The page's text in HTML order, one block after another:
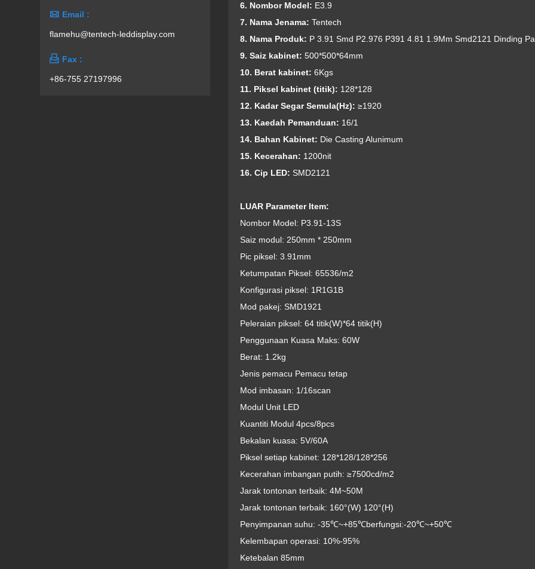
6. Nombor Model: E3.9
7. Nama Jenama: Tentech
8. Nama Produk: P 3.91 Smd P2.976 P391 4.81 1.9Mm Smd2121 Dinding
9. Saiz kabinet: 500*500*64mm
10. Berat kabinet: 6Kgs
11. Piksel kabinet (titik): 128*128
12. Kadar Segar Semula(Hz): ≥1920
13. Kaedah Pemanduan: 16/1
14. Bahan Kabinet: Die Casting Alunimum
15. Kecerahan: 1200nit
16. Cip LED: SMD2121
LUAR Parameter Item:
Nombor Model: P3.91-13S
Saiz modul: 250mm * 250mm
Pic piksel: 3.91mm
Ketumpatan Piksel: 65536/m2
Konfigurasi piksel: 1R1G1B
Mod pakej: SMD1921
Peleraian piksel: 64 titik(W)*64 titik(H)
Penggunaan Kuasa Maks: 60W
Berat: 1.2kg
Jenis pemacu Pemacu tetap
Mod imbasan: 1/16scan
Modul Unit LED
Kuantiti Modul 4pcs/8pcs
Bekalan kuasa: 5V/60A
Piksel setiap kabinet: 128*128/128*256
Kecerahan imbangan putih: ≥7500cd/m2
Jarak tontonan terbaik: 4M~50M
Jarak tontonan terbaik: 160°(W) 120°(H)
Penyimpanan suhu: -35℃~+85℃berfungsi:-20℃~+50℃
Kelembapan operasi: 10%-95%
Ketebalan 85mm
 Email :
flamehu@tentech-leddisplay.com
 Fax :
+86-755 27197996